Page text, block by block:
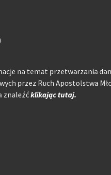
na temat przetwarzania
przez Ruch Apostolstwa
znaleźćklikając tutaj.